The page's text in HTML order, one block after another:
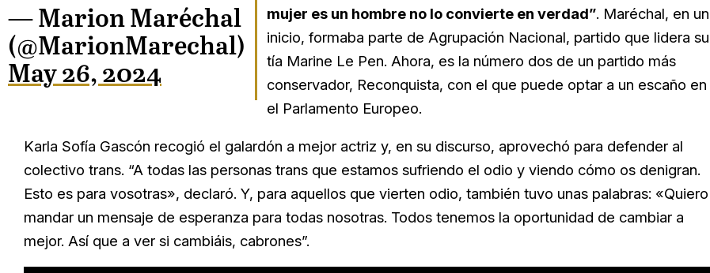
— Marion Maréchal
(@MarionMarechal)
May 26, 2024
mujer es un hombre no lo convierte en verdad”. Maréchal, en un
inicio, formaba parte de Agrupación Nacional, partido que lidera su
tía Marine Le Pen. Ahora, es la número dos de un partido más
conservador, Reconquista, con el que puede optar a un escaño en
el Parlamento Europeo.
Karla Sofía Gascón recogió el galardón a mejor actriz y, en su discurso, aprovechó para defender al
colectivo trans. “A todas las personas trans que estamos sufriendo el odio y viendo cómo os denigran.
Esto es para vosotras», declaró. Y, para aquellos que vierten odio, también tuvo unas palabras: «Quiero
mandar un mensaje de esperanza para todas nosotras. Todos tenemos la oportunidad de cambiar a
mejor. Así que a ver si cambiáis, cabrones”.